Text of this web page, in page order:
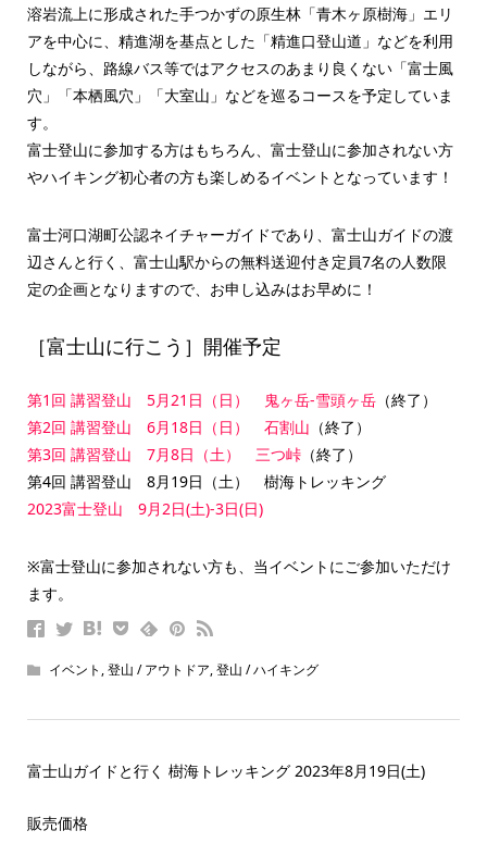
溶岩流上に形成された手つかずの原生林「青木ヶ原樹海」エリ
アを中心に、精進湖を基点とした「精進口登山道」などを利用
しながら、路線バス等ではアクセスのあまり良くない「富士風
穴」「本栖風穴」「大室山」などを巡るコースを予定していま
す。
富士登山に参加する方はもちろん、富士登山に参加されない方
やハイキング初心者の方も楽しめるイベントとなっています！
富士河口湖町公認ネイチャーガイドであり、富士山ガイドの渡
辺さんと行く、富士山駅からの無料送迎付き定員7名の人数限
定の企画となりますので、お申し込みはお早めに！
［富士山に行こう］開催予定
第1回 講習登山 5月21日（日） 鬼ヶ岳-雪頭ヶ岳（終了）
第2回 講習登山 6月18日（日） 石割山 （終了）
第3回 講習登山 7月8日（土） 三つ峠（終了）
第4回 講習登山 8月19日（土） 樹海トレッキング
2023富士登山 9月2日(土)-3日(日)
※富士登山に参加されない方も、当イベントにご参加いただけ
ます。
イベント ,登山 / アウトドア,登山 / ハイキング
富士山ガイドと行く 樹海トレッキング 2023年8月19日(土)
販売価格